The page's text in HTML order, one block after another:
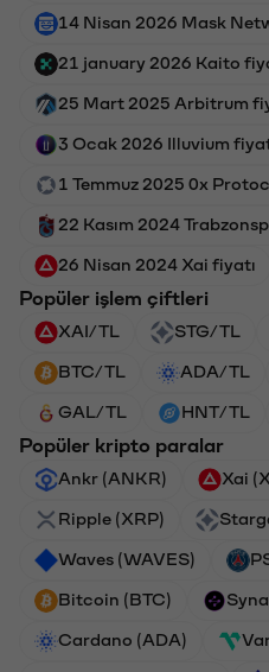
14 Nisan 2026 Mask
21 january 2026 Kaito
25 Mart 2025 Arbitrum
3 Ocak 2026 Illuvium
1 Temmuz 2025 0x
22 Kasım 2024
26 Nisan 2024 Xai fiyatı
Popüler işlem çiftleri
XAI/TL STG/TL
BTC/TL ADA/TL
GAL/TL HNT/TL
Popüler kripto paralar
Ankr (ANKR) Xai
Ripple (XRP)
Waves (WAVES)
Bitcoin (BTC)
Cardano (ADA)